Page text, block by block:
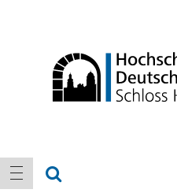
Hauptnavigation
Navigation anzeigen